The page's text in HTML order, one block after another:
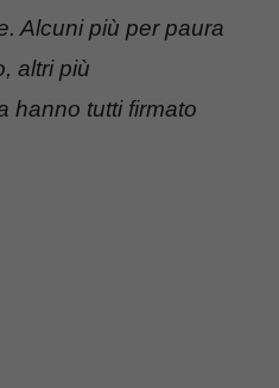
Alcuni più per paura
altri più
hanno tutti firmato